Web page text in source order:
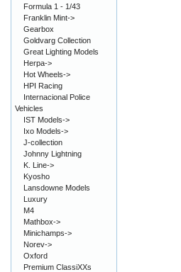
Formula 1 - 1/43
Franklin Mint->
Gearbox
Goldvarg Collection
Great Lighting Models
Herpa->
Hot Wheels->
HPI Racing
Internacional Police
Vehicles
IST Models->
Ixo Models->
J-collection
Johnny Lightning
K. Line->
Kyosho
Lansdowne Models
Luxury
M4
Mathbox->
Minichamps->
Norev->
Oxford
Premium ClassiXXs